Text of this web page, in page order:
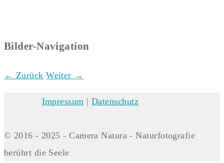
Bilder-Navigation
← Zurück Weiter →
Impressum |Datenschutz
© 2016 - 2025 - Camera Natura - Naturfotografie
berührt die Seele